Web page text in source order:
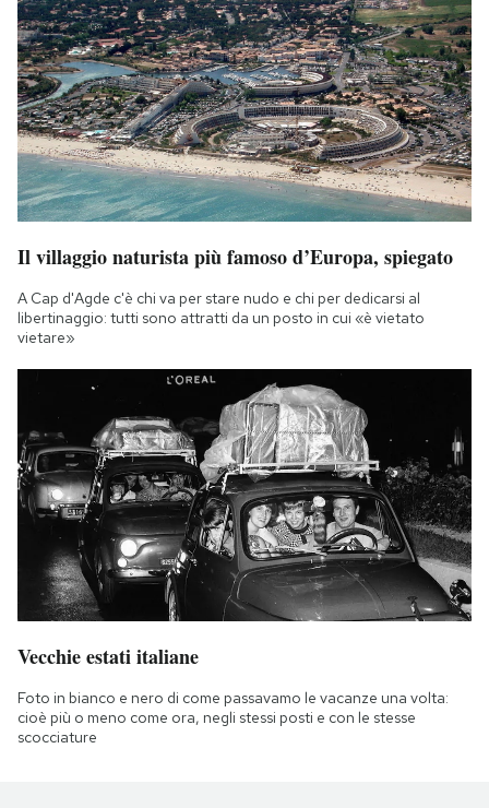
Il villaggio naturista più famoso d’Europa, spiegato
A Cap d'Agde c'è chi va per stare nudo e chi per dedicarsi al
libertinaggio: tutti sono attratti da un posto in cui «è vietato
vietare»
Vecchie estati italiane
Foto in bianco e nero di come passavamo le vacanze una volta:
cioè più o meno come ora, negli stessi posti e con le stesse
scocciature